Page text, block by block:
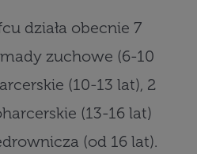
działa obecnie 7
zuchowe (6-10
(10-13 lat), 2
(13-16 lat)
(od 16 lat).